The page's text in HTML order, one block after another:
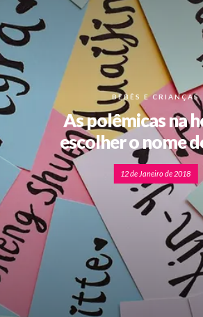
BEBÊS E CRIANÇAS
As polêmicas na
escolher o nome
12 de Janeiro de 2018